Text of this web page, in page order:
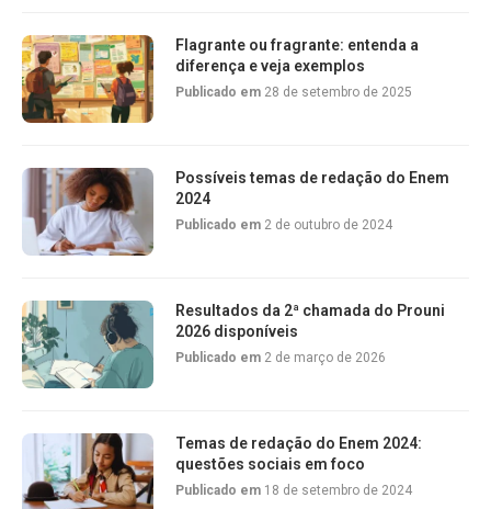
Flagrante ou fragrante: entenda a
diferença e veja exemplos
Publicado em 28 de setembro de 2025
Possíveis temas de redação do Enem
2024
Publicado em 2 de outubro de 2024
Resultados da 2ª chamada do Prouni
2026 disponíveis
Publicado em 2 de março de 2026
Temas de redação do Enem 2024:
questões sociais em foco
Publicado em 18 de setembro de 2024